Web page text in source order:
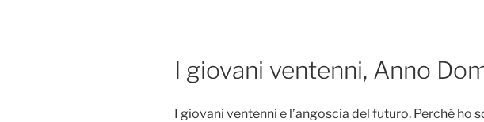
I giovani ventenni, Anno
I giovani ventenni e l’angoscia del futuro. Perché ho